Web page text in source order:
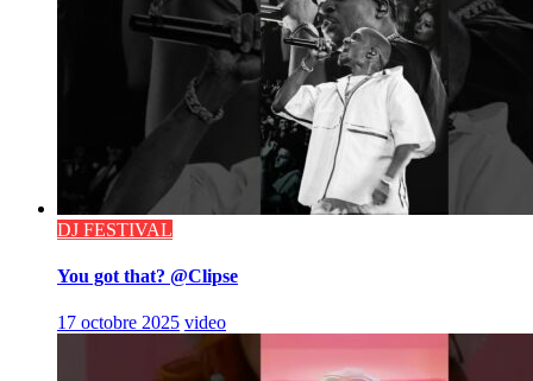
DJ FESTIVAL
You got that? @Clipse
17 octobre 2025 video